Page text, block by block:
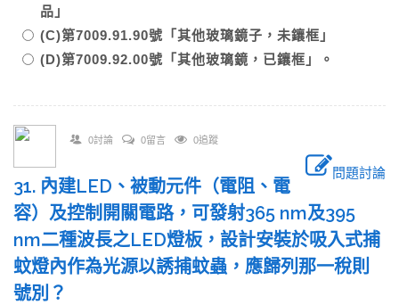
品」
(C)第7009.91.90號「其他玻璃鏡子，未鑲框」
(D)第7009.92.00號「其他玻璃鏡，已鑲框」。
0討論 0留言 0追蹤
問題討論
31. 內建LED、被動元件（電阻、電
容）及控制開關電路，可發射365 nm及395
nm二種波長之LED燈板，設計安裝於吸入式捕
蚊燈內作為光源以誘捕蚊蟲，應歸列那一稅則
號別？